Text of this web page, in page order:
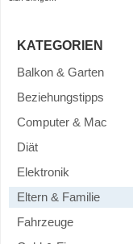
KATEGORIEN
Balkon & Garten
Beziehungstipps
Computer & Mac
Diät
Elektronik
Eltern & Familie
Fahrzeuge